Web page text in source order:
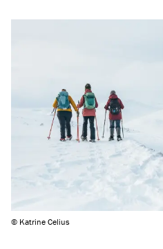
© Katrine Celius